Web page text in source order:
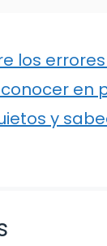
los
en
y